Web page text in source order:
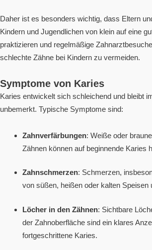
Daher ist es besonders wichtig, dass Eltern
Kindern und Jugendlichen von klein auf eine
praktizieren und regelmäßige
schlechte Zähne bei Kindern zu vermeiden.
Symptome von Karies
Karies entwickelt sich schleichend und bleibt
unbemerkt. Typische Symptome sind:
Zahnverfärbungen: Weiße oder
Zähnen können auf beginnende Karies
Zahnschmerzen: Schmerzen,
von süßen, heißen oder kalten Speisen
Löcher in den Zähnen: Sichtbare
der Zahnoberfläche sind ein klares
fortgeschrittene Karies.